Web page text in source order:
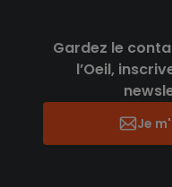
Gardez le
l’Oeil,
Je